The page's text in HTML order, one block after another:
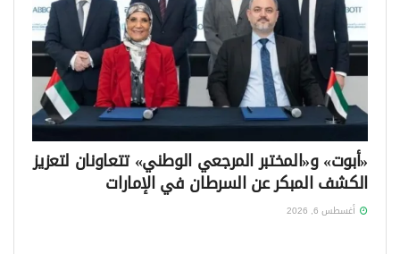
«أبوت» و«المختبر المرجعي الوطني» تتعاونان لتعزيز
الكشف المبكر عن السرطان في الإمارات
أغسطس 6, 2026